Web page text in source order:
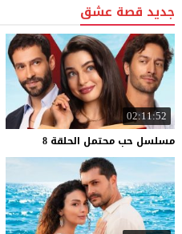
جديد قصة عشق
02:11:52
مسلسل حب محتمل الحلقة 8